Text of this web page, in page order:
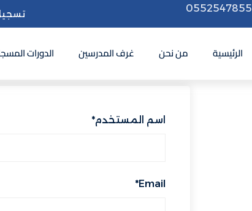
0552547855
الرئيسية من نحن غرف المدرسين الدورات
اسم المستخدم*
Email
*